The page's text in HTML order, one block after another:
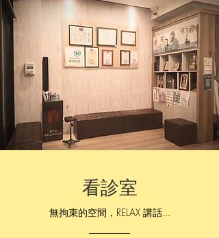
​看診室
無拘束的空間，RELAX 講話...